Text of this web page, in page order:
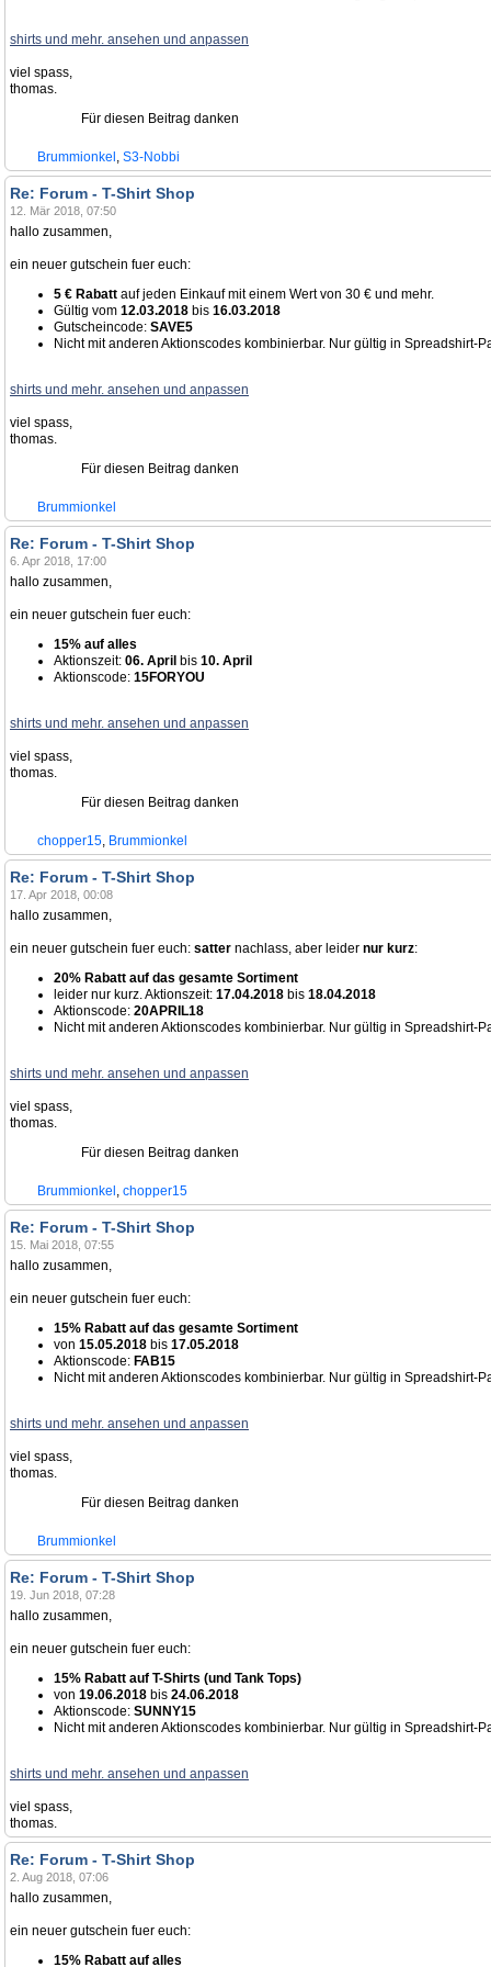
shirts und mehr. ansehen und anpassen
viel spass,
thomas.
Für diesen Beitrag danken
Brummionkel , S3-Nobbi
Re: Forum - T-Shirt Shop
12. Mär 2018, 07:50
hallo zusammen,
ein neuer gutschein fuer euch:
5 € Rabatt auf jeden Einkauf mit einem Wert von 30 € und mehr.
Gültig vom 12.03.2018 bis 16.03.2018
Gutscheincode: SAVE5
Nicht mit anderen Aktionscodes kombinierbar. Nur gültig in Spreadshirt-
shirts und mehr. ansehen und anpassen
viel spass,
thomas.
Für diesen Beitrag danken
Brummionkel
Re: Forum - T-Shirt Shop
6. Apr 2018, 17:00
hallo zusammen,
ein neuer gutschein fuer euch:
15% auf alles
Aktionszeit: 06. April bis 10. April
Aktionscode: 15FORYOU
shirts und mehr. ansehen und anpassen
viel spass,
thomas.
Für diesen Beitrag danken
chopper15, Brummionkel
Re: Forum - T-Shirt Shop
17. Apr 2018, 00:08
hallo zusammen,
ein neuer gutschein fuer euch: satter nachlass, aber leider nur kurz:
20% Rabatt auf das gesamte Sortiment
leider nur kurz. Aktionszeit: 17.04.2018 bis 18.04.2018
Aktionscode: 20APRIL18
Nicht mit anderen Aktionscodes kombinierbar. Nur gültig in Spreadshirt-
shirts und mehr. ansehen und anpassen
viel spass,
thomas.
Für diesen Beitrag danken
Brummionkel , chopper15
Re: Forum - T-Shirt Shop
15. Mai 2018, 07:55
hallo zusammen,
ein neuer gutschein fuer euch:
15% Rabatt auf das gesamte Sortiment
von 15.05.2018 bis 17.05.2018
Aktionscode: FAB15
Nicht mit anderen Aktionscodes kombinierbar. Nur gültig in Spreadshirt-
shirts und mehr. ansehen und anpassen
viel spass,
thomas.
Für diesen Beitrag danken
Brummionkel
Re: Forum - T-Shirt Shop
19. Jun 2018, 07:28
hallo zusammen,
ein neuer gutschein fuer euch:
15% Rabatt auf T-Shirts (und Tank Tops)
von 19.06.2018 bis 24.06.2018
Aktionscode: SUNNY15
Nicht mit anderen Aktionscodes kombinierbar. Nur gültig in Spreadshirt-
shirts und mehr. ansehen und anpassen
viel spass,
thomas.
Re: Forum - T-Shirt Shop
2. Aug 2018, 07:06
hallo zusammen,
ein neuer gutschein fuer euch:
15% Rabatt auf alles